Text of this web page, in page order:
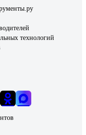
технологий